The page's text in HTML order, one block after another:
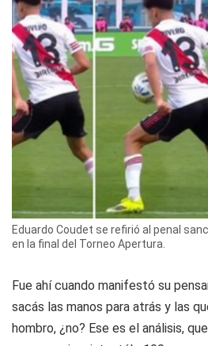
Eduardo Coudet se refirió al penal
en la final del Torneo Apertura.
Fue ahí cuando manifestó su
sacás las manos para atrás y las
hombro, ¿no? Ese es el análisis,